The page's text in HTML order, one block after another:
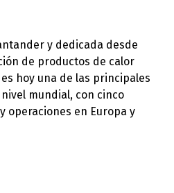
y dedicada desde
de productos de calor
hoy una de las principales
mundial, con cinco
operaciones en Europa y